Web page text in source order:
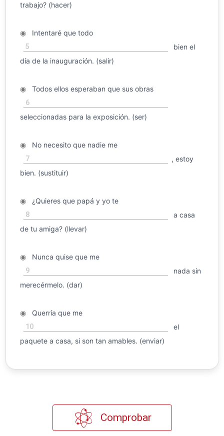
trabajo? (hacer)
◉Intentaré que todo
5
bien el
día de la inauguración. (salir)
◉Todos ellos esperaban que sus obras
6
seleccionadas para la exposición. (ser)
◉No necesito que nadie me
7
, estoy
bien. (sustituir)
◉¿Quieres que papá y yo te
8
a casa
de tu amiga? (llevar)
◉Nunca quise que me
9
nada sin
merecérmelo. (dar)
◉Querría que me
10
el
paquete a casa, si son tan amables. (enviar)
Comprobar